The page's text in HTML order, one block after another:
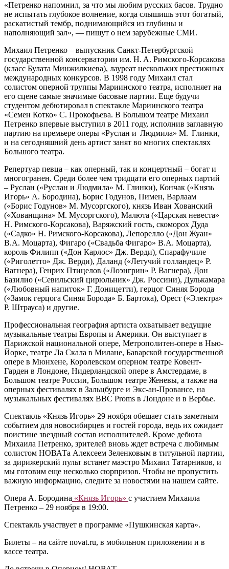
«Петренко напомнил, за что мы любим русских басов. Трудно
не испытать глубокое волнение, когда слышишь этот богатый,
раскатистый тембр, поднимающийся из глубины и
наполняющий зал», — пишут о нем зарубежные СМИ.
Михаил Петренко – выпускник Санкт-Петербургской
государственной консерватории им. Н. А. Римского-Корсакова
(класс Булата Минжилкиева), лауреат нескольких престижных
международных конкурсов. В 1998 году Михаил стал
солистом оперной труппы Мариинского театра, исполняет на
его сцене самые значимые басовые партии. Еще будучи
студентом дебютировал в спектакле Мариинского театра
«Семен Котко» С. Прокофьева. В Большом театре Михаил
Петренко впервые выступил в 2011 году, исполнив заглавную
партию на премьере оперы «Руслан и Людмила» М. Глинки,
и на сегодняшний день артист занят во многих спектаклях
Большого театра.
Репертуар певца – как оперный, так и концертный – богат и
многогранен. Среди более чем тридцати его оперных партий
– Руслан («Руслан и Людмила» М. Глинки), Кончак («Князь
Игорь» А. Бородина), Борис Годунов, Пимен, Варлаам
(«Борис Годунов» М. Мусоргского), князь Иван Хованский
(«Хованщина» М. Мусоргского), Малюта («Царская невеста»
Н. Римского-Корсакова), Варяжский гость, скоморох Дуда
(«Садко» Н. Римского-Корсакова), Лепорелло («Дон Жуан»
В.А. Моцарта), Фигаро («Свадьба Фигаро» В.А. Моцарта),
король Филипп («Дон Карлос» Дж. Верди), Спарафучиле
(«Риголетто» Дж. Верди), Даланд («Летучий голландец» Р.
Вагнера), Генрих Птицелов («Лоэнгрин» Р. Вагнера), Дон
Базилио («Севильский цирюльник» Дж. Россини), Дулькамара
(«Любовный напиток» Г. Доницетти), герцог Синяя Борода
(«Замок герцога Синяя Борода» Б. Бартока), Орест («Электра»
Р. Штрауса) и другие.
Профессиональная география артиста охватывает ведущие
музыкальные театры Европы и Америки. Он выступает в
Парижской национальной опере, Метрополитен-опере в Нью-
Йорке, театре Ла Скала в Милане, Баварской государственной
опере в Мюнхене, Королевском оперном театре Ковент-
Гарден в Лондоне, Нидерландской опере в Амстердаме, в
Большом театре России, Большом театре Женевы, а также на
оперных фестивалях в Зальцбурге и Экс-ан-Провансе, на
музыкальных фестивалях BBC Proms в Лондоне и в Вербье.
Спектакль «Князь Игорь» 29 ноября обещает стать заметным
событием для новосибирцев и гостей города, ведь их ожидает
поистине звездный состав исполнителей. Кроме дебюта
Михаила Петренко, зрителей вновь ждет встреча с любимым
солистом НОВАТа Алексеем Зеленковым в титульной партии,
за дирижерский пульт встанет маэстро Михаил Татарников, и
мы готовим еще несколько сюрпризов. Чтобы не пропустить
важную информацию, следите за новостями на нашем сайте.
Опера А. Бородина «Князь Игорь» с участием Михаила
Петренко – 29 ноября в 19:00.
Спектакль участвует в программе «Пушкинская карта».
Билеты – на сайте novat.ru, в мобильном приложении и в
кассе театра.